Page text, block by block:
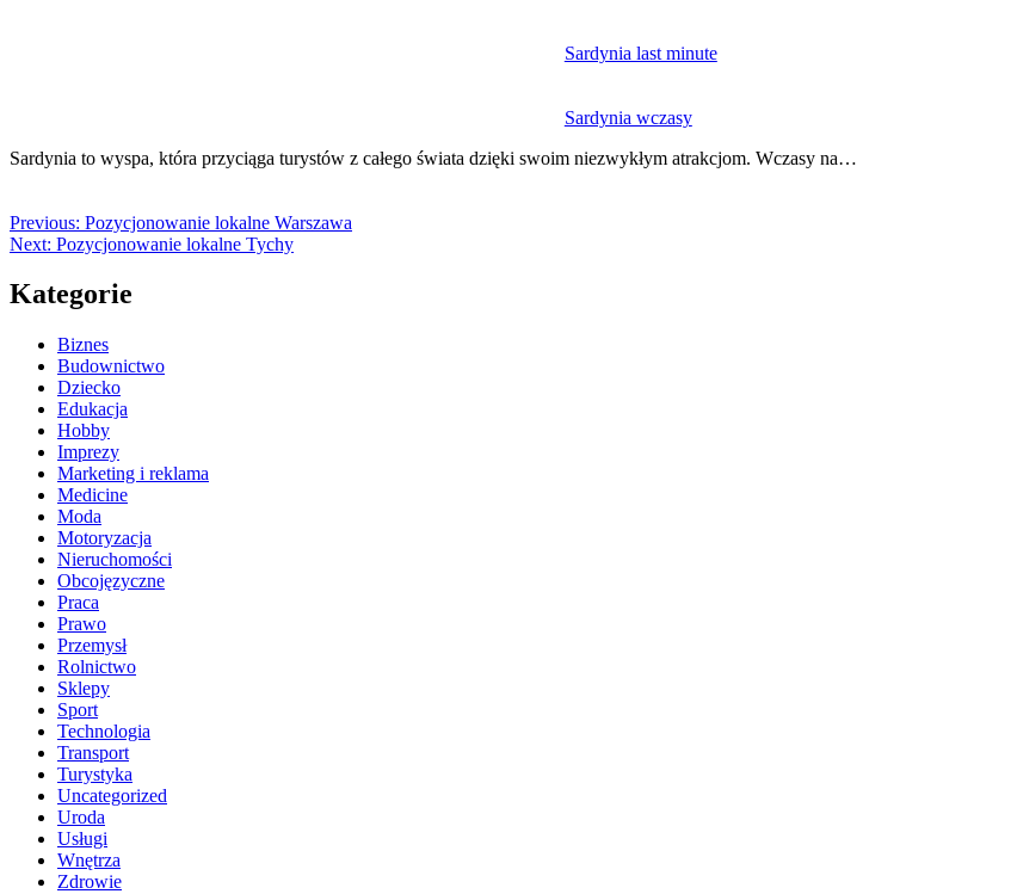
Sardynia last minute
Sardynia wczasy
Sardynia to wyspa, która przyciąga turystów z całego świata dzięki swoim niezwykłym atrakcjom. Wczasy na…
Previous: Pozycjonowanie lokalne Warszawa
Next: Pozycjonowanie lokalne Tychy
Kategorie
Biznes
Budownictwo
Dziecko
Edukacja
Hobby
Imprezy
Marketing i reklama
Medicine
Moda
Motoryzacja
Nieruchomości
Obcojęzyczne
Praca
Prawo
Przemysł
Rolnictwo
Sklepy
Sport
Technologia
Transport
Turystyka
Uncategorized
Uroda
Usługi
Wnętrza
Zdrowie